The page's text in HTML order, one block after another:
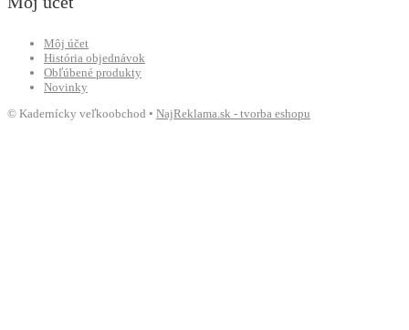
Môj účet
História objednávok
Obľúbené produkty
Novinky
© Kadernícky veľkoobchod • NajReklama.sk - tvorba eshopu